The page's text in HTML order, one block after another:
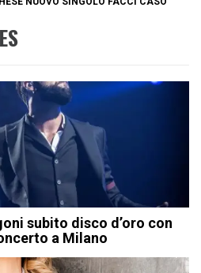
subito disco d’oro con
a Milano